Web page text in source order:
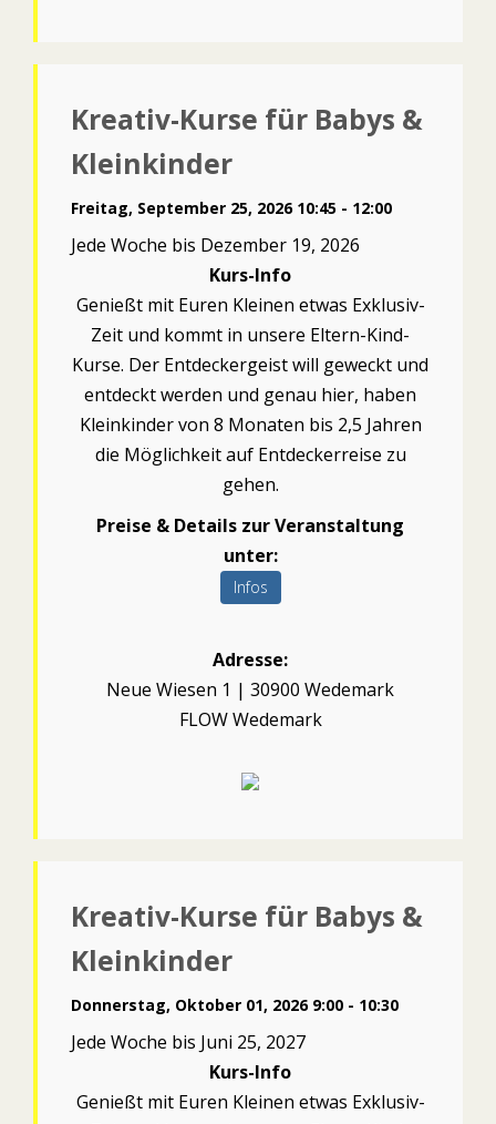
Kreativ-Kurse für Babys &
Kleinkinder
Freitag, September 25, 2026 10:45 - 12:00
Jede Woche bis Dezember 19, 2026
Kurs-Info
Genießt mit Euren Kleinen etwas Exklusiv-
Zeit und kommt in unsere Eltern-Kind-
Kurse. Der Entdeckergeist will geweckt und
entdeckt werden und genau hier, haben
Kleinkinder von 8 Monaten bis 2,5 Jahren
die Möglichkeit auf Entdeckerreise zu
gehen.
Preise & Details zur Veranstaltung
unter:
Infos
Adresse:
Neue Wiesen 1 | 30900 Wedemark
FLOW Wedemark
Kreativ-Kurse für Babys &
Kleinkinder
Donnerstag, Oktober 01, 2026 9:00 - 10:30
Jede Woche bis Juni 25, 2027
Kurs-Info
Genießt mit Euren Kleinen etwas Exklusiv-